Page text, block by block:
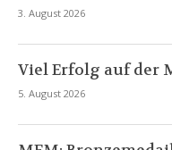
3. August 2026
Viel Erfolg auf der
5. August 2026